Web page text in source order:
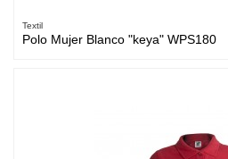
Textil
Polo Mujer Blanco "keya" WPS180